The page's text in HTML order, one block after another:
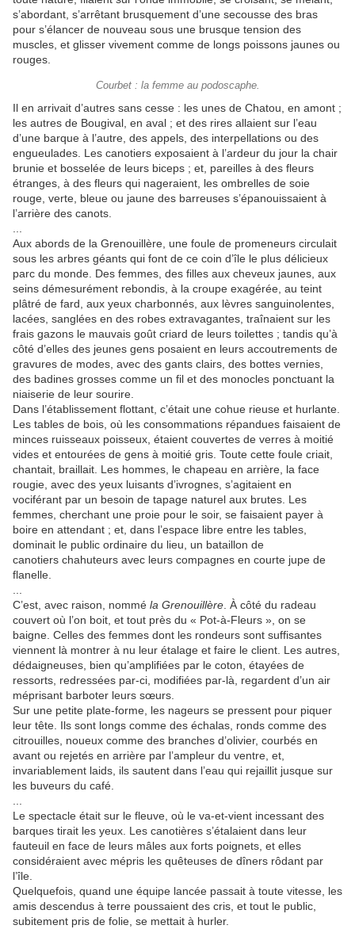
s’abordant, s’arrêtant brusquement d’une secousse des bras
pour s’élancer de nouveau sous une brusque tension des
muscles, et glisser vivement comme de longs poissons jaunes ou
rouges.
Courbet : la femme au podoscaphe.
Il en arrivait d’autres sans cesse : les unes de Chatou, en amont ;
les autres de Bougival, en aval ; et des rires allaient sur l’eau
d’une barque à l’autre, des appels, des interpellations ou des
engueulades. Les canotiers exposaient à l’ardeur du jour la chair
brunie et bosselée de leurs biceps ; et, pareilles à des fleurs
étranges, à des fleurs qui nageraient, les ombrelles de soie
rouge, verte, bleue ou jaune des barreuses s’épanouissaient à
l’arrière des canots.
Aux abords de la Grenouillère, une foule de promeneurs circulait
sous les arbres géants qui font de ce coin d’île le plus délicieux
parc du monde. Des femmes, des filles aux cheveux jaunes, aux
seins démesurément rebondis, à la croupe exagérée, au teint
plâtré de fard, aux yeux charbonnés, aux lèvres sanguinolentes,
lacées, sanglées en des robes extravagantes, traînaient sur les
frais gazons le mauvais goût criard de leurs toilettes ; tandis qu’à
côté d’elles des jeunes gens posaient en leurs accoutrements de
gravures de modes, avec des gants clairs, des bottes vernies,
des badines grosses comme un fil et des monocles ponctuant la
niaiserie de leur sourire.
Dans l’établissement flottant, c’était une cohue rieuse et hurlante.
Les tables de bois, où les consommations répandues faisaient de
minces ruisseaux poisseux, étaient couvertes de verres à moitié
vides et entourées de gens à moitié gris. Toute cette foule criait,
chantait, braillait. Les hommes, le chapeau en arrière, la face
rougie, avec des yeux luisants d’ivrognes, s’agitaient en
vociférant par un besoin de tapage naturel aux brutes. Les
femmes, cherchant une proie pour le soir, se faisaient payer à
boire en attendant ; et, dans l’espace libre entre les tables,
dominait le public ordinaire du lieu, un bataillon de
canotiers chahuteurs avec leurs compagnes en courte jupe de
flanelle.
C’est, avec raison, nommé la Grenouillère . À côté du radeau
couvert où l’on boit, et tout près du « Pot-à-Fleurs », on se
baigne. Celles des femmes dont les rondeurs sont suffisantes
viennent là montrer à nu leur étalage et faire le client. Les autres,
dédaigneuses, bien qu’amplifiées par le coton, étayées de
ressorts, redressées par-ci, modifiées par-là, regardent d’un air
méprisant barboter leurs sœurs.
Sur une petite plate-forme, les nageurs se pressent pour piquer
leur tête. Ils sont longs comme des échalas, ronds comme des
citrouilles, noueux comme des branches d’olivier, courbés en
avant ou rejetés en arrière par l’ampleur du ventre, et,
invariablement laids, ils sautent dans l’eau qui rejaillit jusque sur
les buveurs du café.
Le spectacle était sur le fleuve, où le va-et-vient incessant des
barques tirait les yeux. Les canotières s’étalaient dans leur
fauteuil en face de leurs mâles aux forts poignets, et elles
considéraient avec mépris les quêteuses de dîners rôdant par
l’île.
Quelquefois, quand une équipe lancée passait à toute vitesse, les
amis descendus à terre poussaient des cris, et tout le public,
subitement pris de folie, se mettait à hurler.